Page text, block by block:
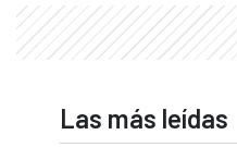
Las más leídas